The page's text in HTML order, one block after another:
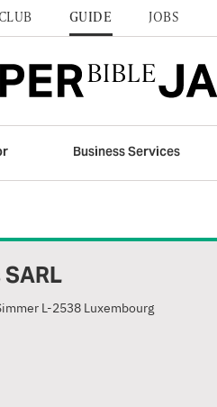
GUIDE JOBS
Business Services
L-2538 Luxembourg